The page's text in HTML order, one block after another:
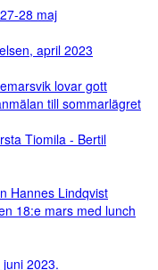
28 maj
april 2023
lovar gott
till sommarlägret
Tiomila - Bertil
Hannes Lindqvist
18:e mars med lunch
2023.